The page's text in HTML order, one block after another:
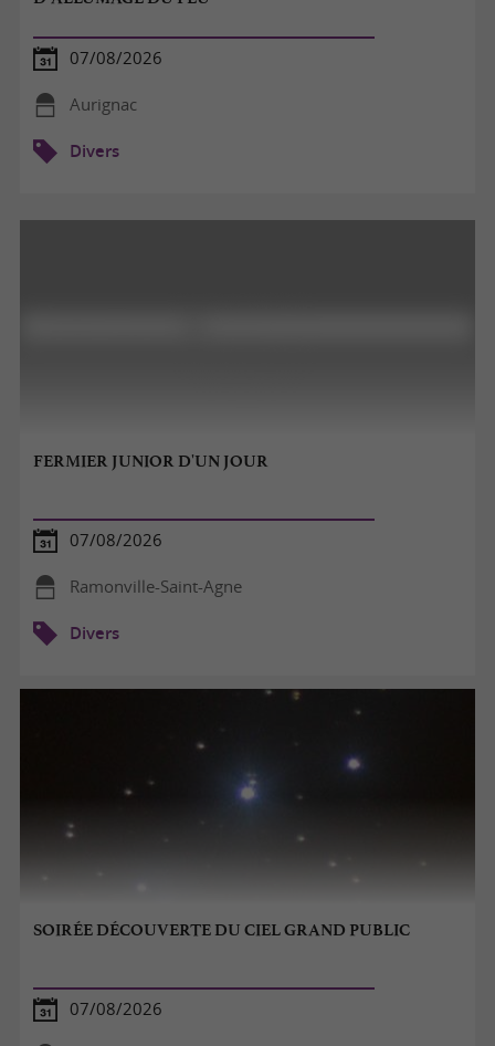
07/08/2026
Aurignac
Divers
FERMIER JUNIOR D'UN JOUR
07/08/2026
Ramonville-Saint-Agne
Divers
SOIRÉE DÉCOUVERTE DU CIEL GRAND PUBLIC
07/08/2026